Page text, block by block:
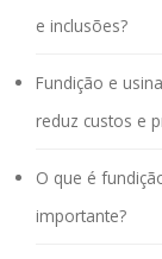
e inclusões?
Fundição e
reduz custos e
O que é
importante?